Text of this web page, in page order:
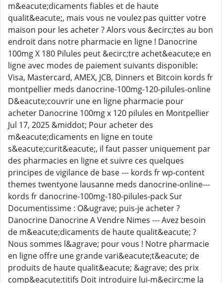
m&eacute;dicaments fiables et de haute
qualit&eacute;, mais vous ne voulez pas quitter votre
maison pour les acheter ? Alors vous &ecirc;tes au bon
endroit dans notre pharmacie en ligne ! Danocrine
100mg X 180 Pilules peut &ecirc;tre achet&eacute;e en
ligne avec modes de paiement suivants disponible:
Visa, Mastercard, AMEX, JCB, Dinners et Bitcoin kords fr
montpellier meds danocrine-100mg-120-pilules-online
D&eacute;couvrir une en ligne pharmacie pour
acheter Danocrine 100mg x 120 pilules en Montpellier
Jul 17, 2025 &middot; Pour acheter des
m&eacute;dicaments en ligne en toute
s&eacute;curit&eacute;, il faut passer uniquement par
des pharmacies en ligne et suivre ces quelques
principes de vigilance de base --- kords fr wp-content
themes twentyone lausanne meds danocrine-online---
kords fr danocrine-100mg-180-pilules-pack Sur
Documentissime : O&ugrave; puis-je acheter ?
Danocrine Danocrine A Vendre Nimes --- Avez besoin
de m&eacute;dicaments de haute qualit&eacute; ?
Nous sommes l&agrave; pour vous ! Notre pharmacie
en ligne offre une grande vari&eacute;t&eacute; de
produits de haute qualit&eacute; &agrave; des prix
comp&eacute;titifs Doit introduire lui-m&ecirc;me la